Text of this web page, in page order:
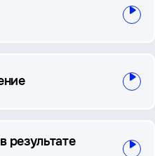
результате